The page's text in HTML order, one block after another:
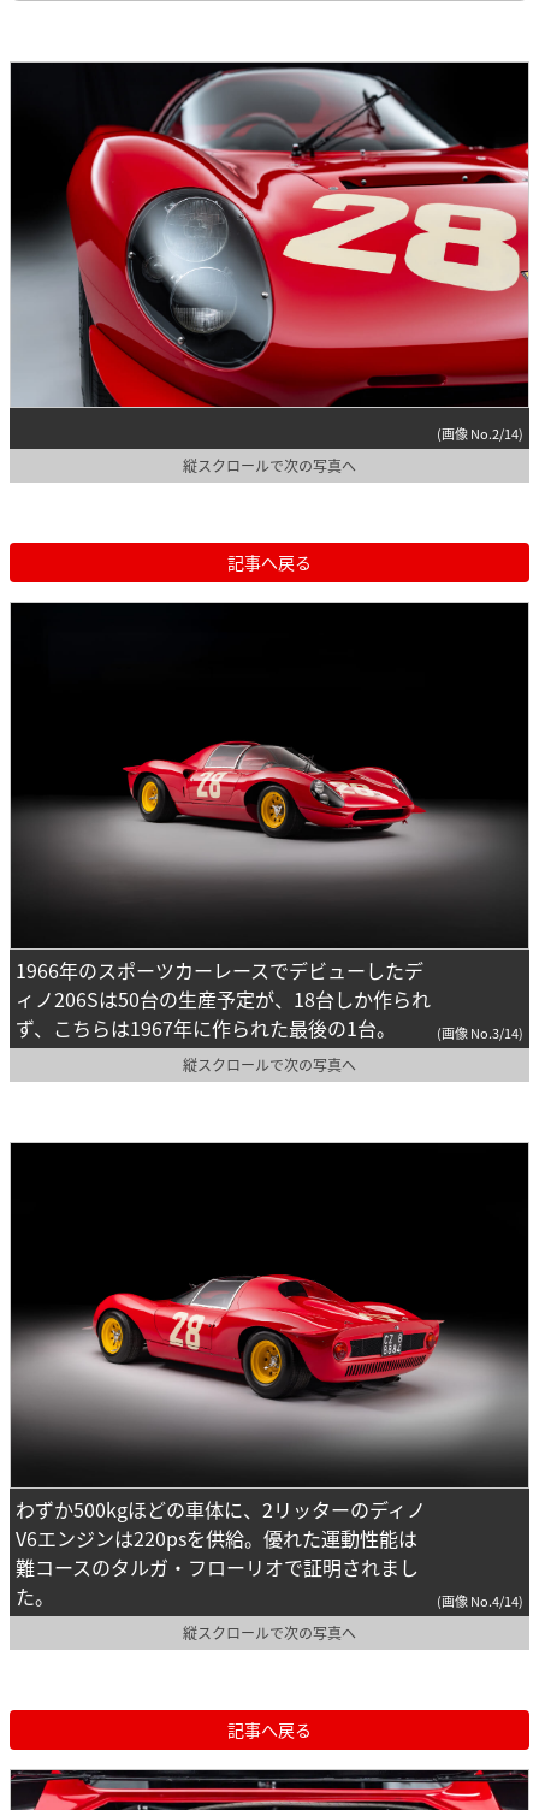
(画像 No.2/14)
縦スクロールで次の写真へ
記事へ戻る
1966年のスポーツカーレースでデビューしたデ
ィノ206Sは50台の生産予定が、18台しか作られ
ず、こちらは1967年に作られた最後の1台。
(画像 No.3/14)
縦スクロールで次の写真へ
わずか500kgほどの車体に、2リッターのディノ
V6エンジンは220psを供給。優れた運動性能は
難コースのタルガ・フローリオで証明されまし
た。
(画像 No.4/14)
縦スクロールで次の写真へ
記事へ戻る